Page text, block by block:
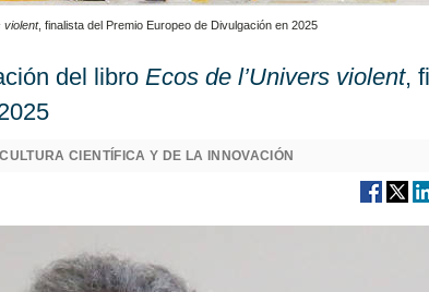
violent, finalista del Premio Europeo de Divulgación en 2025
del libro Ecos de l’Univers violent,
CIENTÍFICA Y DE LA INNOVACIÓN